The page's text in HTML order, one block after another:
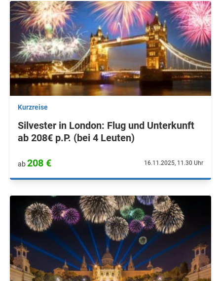
Kurzreise
Silvester in London: Flug und Unterkunft
ab 208€ p.P. (bei 4 Leuten)
ab208 € 16.11.2025, 11.30 Uhr